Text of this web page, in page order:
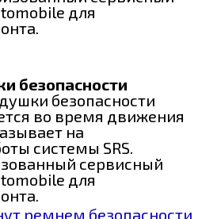
для
безопасности
безопасности
во время движения
на
системы SRS.
сервисный
для